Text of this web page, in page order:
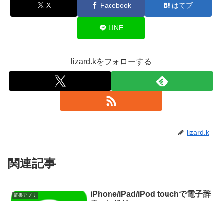
X Facebook はてブ
LINE
lizard.kをフォローする
lizard.k
関連記事
辞書アプリ
iPhone/iPad/iPod touchで電子辞